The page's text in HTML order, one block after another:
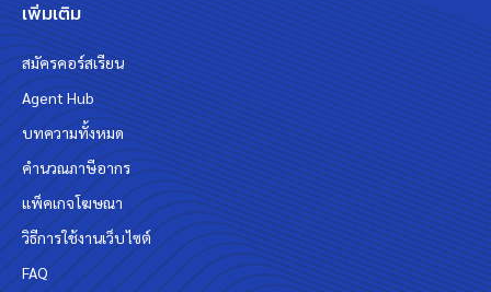
เพิ่มเติม
สมัครคอร์สเรียน
Agent Hub
บทความทั้งหมด
คำนวณภาษีอากร
แพ็คเกจโฆษณา
วิธีการใช้งานเว็บไซต์
FAQ